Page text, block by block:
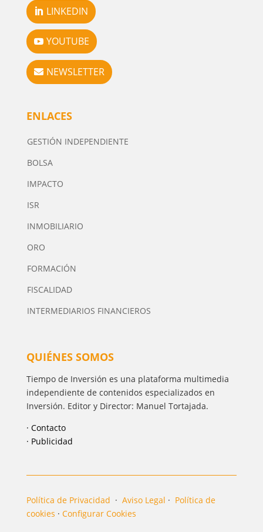
LINKEDIN
YOUTUBE
NEWSLETTER
ENLACES
GESTIÓN INDEPENDIENTE
BOLSA
IMPACTO
ISR
INMOBILIARIO
ORO
FORMACIÓN
FISCALIDAD
INTERMEDIARIOS FINANCIEROS
QUIÉNES SOMOS
Tiempo de Inversión es una plataforma multimedia
independiente de contenidos especializados en
Inversión. Editor y Director: Manuel Tortajada.
· Contacto
· Publicidad
Política de Privacidad · Aviso Legal · Política de
cookies · Configurar Cookies